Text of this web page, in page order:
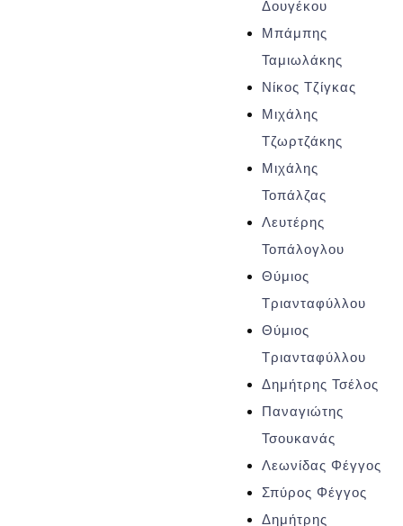
Δουγέκου
Μπάμπης
Ταμιωλάκης
Νίκος Τζίγκας
Μιχάλης
Τζωρτζάκης
Μιχάλης
Τοπάλζας
Λευτέρης
Τοπάλογλου
Θύμιος
Τριανταφύλλου
Θύμιος
Τριανταφύλλου
Δημήτρης Τσέλος
Παναγιώτης
Τσουκανάς
Λεωνίδας Φέγγος
Σπύρος Φέγγος
Δημήτρης